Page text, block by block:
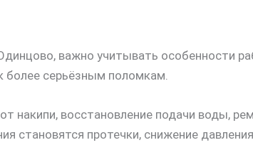
важно учитывать особенности
более серьёзным поломкам.
накипи, восстановление подачи воды,
становятся протечки, снижение